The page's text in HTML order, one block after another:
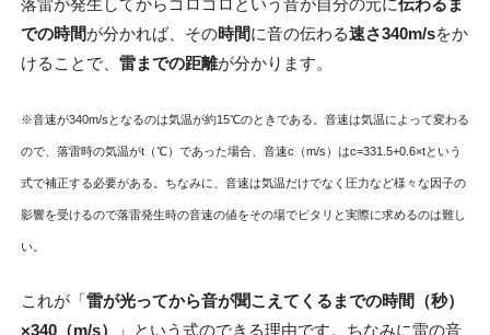
での時間が分かれば、その時間に音の伝わる速さ340m/sをか
けることで、 雷までの距離が分かります。
※音速が340m/sとなるのは気温が約15℃のときである。音速は気温によって変わる
ので、落雷時の気温がt（℃）であった場合、音速c（m/s）はc=331.5+0.6×tという
式で補正する必要がある 。ちなみに、音速は気温だけでなく圧力など様々な因子の
影響を受けるので落雷発生時の音速の値をその場でピタリと実際に求めるのは難し
い。
これが「雷が光ってから音が聞こえてくるまでの時間（秒）
×340（m/s）
」という式のできる理由です。ちなみに雷の音